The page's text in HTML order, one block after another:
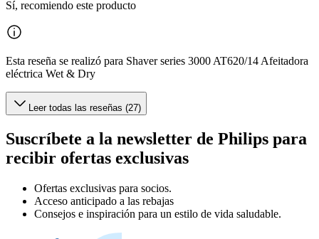
Sí, recomiendo este producto
Esta reseña se realizó para Shaver series 3000 AT620/14 Afeitadora
eléctrica Wet & Dry
Leer todas las reseñas (27)
Suscríbete a la newsletter de Philips para
recibir ofertas exclusivas
Ofertas exclusivas para socios.
Acceso anticipado a las rebajas
Consejos e inspiración para un estilo de vida saludable.